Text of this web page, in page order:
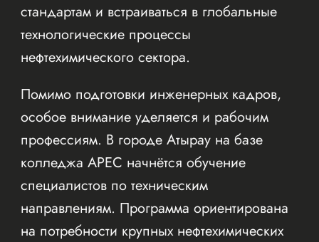
стандартам и встраиваться в глобальные
технологические процессы
нефтехимического сектора.
Помимо подготовки инженерных кадров,
особое внимание уделяется и рабочим
профессиям. В городе Атырау на базе
колледжа APEC начнётся обучение
специалистов по техническим
направлениям. Программа ориентирована
на потребности крупных нефтехимических